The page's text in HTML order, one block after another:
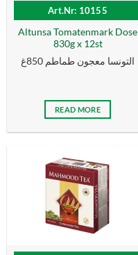
Art.Nr: 10155
Altunsa Tomatenmark Dose
830g x 12st
التونسا معجون طماطم 850غ
READ MORE